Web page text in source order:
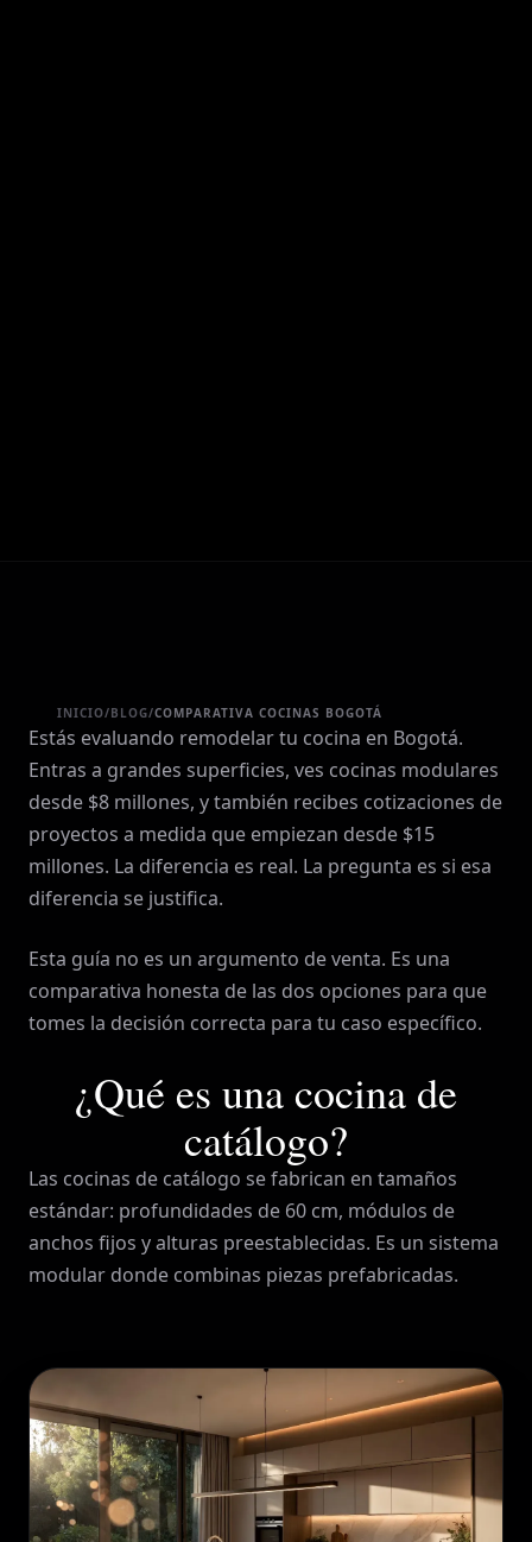
INICIO/BLOG/COMPARATIVA COCINAS BOGOTÁ
Estás evaluando remodelar tu cocina en Bogotá.
Entras a grandes superficies, ves cocinas modulares
desde $8 millones, y también recibes cotizaciones de
proyectos a medida que empiezan desde $15
millones. La diferencia es real. La pregunta es si esa
diferencia se justifica.
Esta guía no es un argumento de venta. Es una
comparativa honesta de las dos opciones para que
tomes la decisión correcta para tu caso específico.
¿Qué es una cocina de
catálogo?
Las cocinas de catálogo se fabrican en tamaños
estándar: profundidades de 60 cm, módulos de
anchos fijos y alturas preestablecidas. Es un sistema
modular donde combinas piezas prefabricadas.